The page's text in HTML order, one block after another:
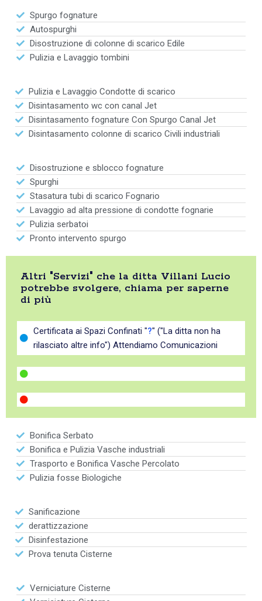
Spurgo fognature
Autospurghi
Disostruzione di colonne di scarico Edile
Pulizia e Lavaggio tombini
Pulizia e Lavaggio Condotte di scarico
Disintasamento wc con canal Jet
Disintasamento fognature Con Spurgo Canal Jet
Disintasamento colonne di scarico Civili industriali
Disostruzione e sblocco fognature
Spurghi
Stasatura tubi di scarico Fognario
Lavaggio ad alta pressione di condotte fognarie
Pulizia serbatoi
Pronto intervento spurgo
Altri "Servizi" che la ditta Villani Lucio
potrebbe svolgere, chiama per saperne
di più
Certificata ai Spazi Confinati "?" ("La ditta non ha
rilasciato altre info") Attendiamo Comunicazioni
Bonifica Serbato
Bonifica e Pulizia Vasche industriali
Trasporto e Bonifica Vasche Percolato
Pulizia fosse Biologiche
Sanificazione
derattizzazione
Disinfestazione
Prova tenuta Cisterne
Verniciature Cisterne